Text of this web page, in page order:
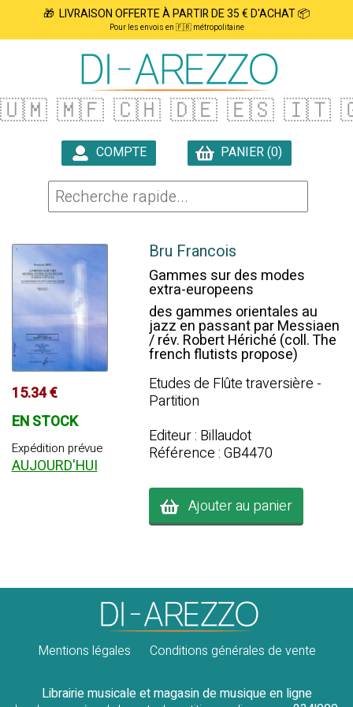
🎁 LIVRAISON OFFERTE À PARTIR DE 35 € D'ACHAT 📦
Pour les envois en 🇫🇷 métropolitaine
🇺🇲 🇲🇫 🇨🇭 🇩🇪 🇪🇸 🇮🇹
COMPTE
PANIER (0)
15.34 €
EN STOCK
Expédition prévue
AUJOURD'HUI
Bru Francois
Gammes sur des modes
extra-europeens
des gammes orientales au
jazz en passant par Messiaen
/ rév. Robert Hériché (coll. The
french flutists propose)
Etudes de Flûte traversière -
Partition
Editeur : Billaudot
Référence : GB4470
Ajouter au panier
Mentions légales Conditions générales de vente
Librairie musicale et magasin de musique en ligne